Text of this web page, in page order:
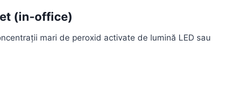
(in-office)
mari de peroxid activate de lumină LED sau